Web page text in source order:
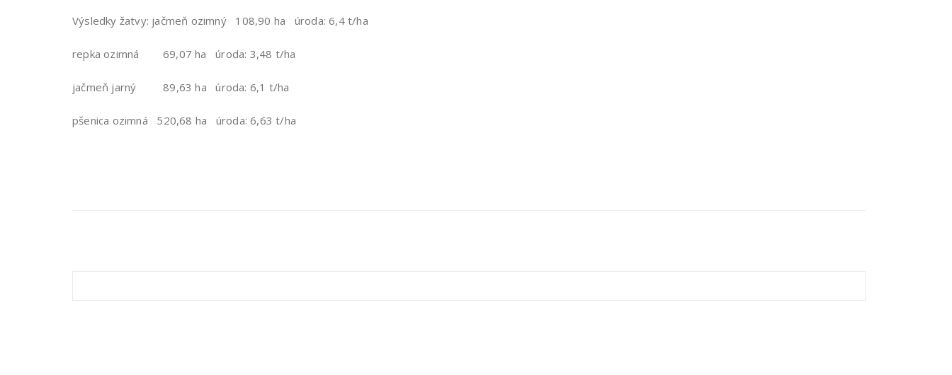
Výsledky žatvy: jačmeň ozimný 108,90 ha úroda: 6,4 t/ha
repka ozimná 69,07 ha úroda: 3,48 t/ha
jačmeň jarný 89,63 ha úroda: 6,1 t/ha
pšenica ozimná 520,68 ha úroda: 6,63 t/ha